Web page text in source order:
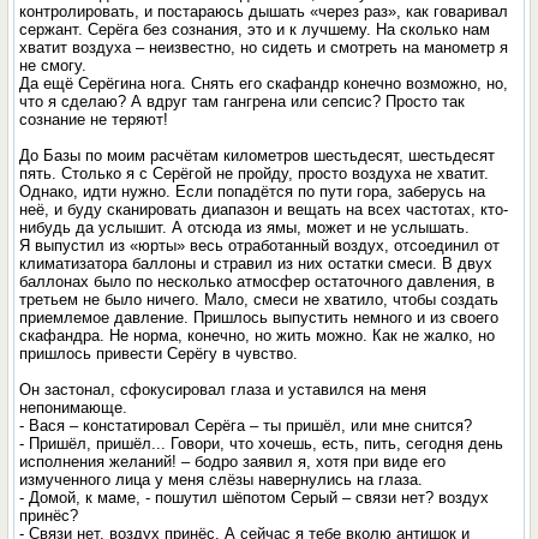
контролировать, и постараюсь дышать «через раз», как говаривал
сержант. Серёга без сознания, это и к лучшему. На сколько нам
хватит воздуха – неизвестно, но сидеть и смотреть на манометр я
не смогу.
Да ещё Серёгина нога. Снять его скафандр конечно возможно, но,
что я сделаю? А вдруг там гангрена или сепсис? Просто так
сознание не теряют!
До Базы по моим расчётам километров шестьдесят, шестьдесят
пять. Столько я с Серёгой не пройду, просто воздуха не хватит.
Однако, идти нужно. Если попадётся по пути гора, заберусь на
неё, и буду сканировать диапазон и вещать на всех частотах, кто-
нибудь да услышит. А отсюда из ямы, может и не услышать.
Я выпустил из «юрты» весь отработанный воздух, отсоединил от
климатизатора баллоны и стравил из них остатки смеси. В двух
баллонах было по несколько атмосфер остаточного давления, в
третьем не было ничего. Мало, смеси не хватило, чтобы создать
приемлемое давление. Пришлось выпустить немного и из своего
скафандра. Не норма, конечно, но жить можно. Как не жалко, но
пришлось привести Серёгу в чувство.
Он застонал, сфокусировал глаза и уставился на меня
непонимающе.
- Вася – констатировал Серёга – ты пришёл, или мне снится?
- Пришёл, пришёл... Говори, что хочешь, есть, пить, сегодня день
исполнения желаний! – бодро заявил я, хотя при виде его
измученного лица у меня слёзы навернулись на глаза.
- Домой, к маме, - пошутил шёпотом Серый – связи нет? воздух
принёс?
- Связи нет, воздух принёс. А сейчас я тебе вколю антишок и